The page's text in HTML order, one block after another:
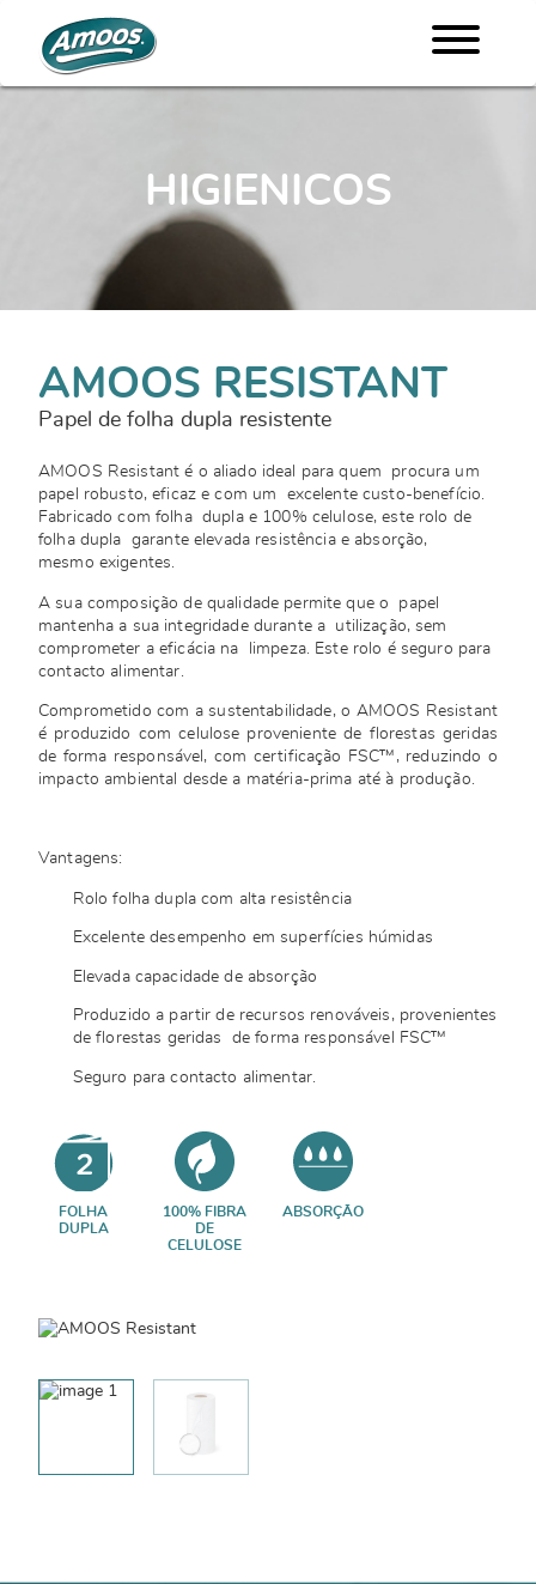
HIGIENICOS
AMOOS RESISTANT
Papel de folha dupla resistente
AMOOS Resistant é o aliado ideal para quem procura um
papel robusto, eficaz e com um excelente custo-benefício.
Fabricado com folha dupla e 100% celulose, este rolo de
folha dupla garante elevada resistência e absorção,
mesmo exigentes.
A sua composição de qualidade permite que o papel
mantenha a sua integridade durante a utilização, sem
comprometer a eficácia na limpeza. Este rolo é seguro para
contacto alimentar.
Comprometido com a sustentabilidade, o AMOOS Resistant
é produzido com celulose proveniente de florestas geridas
de forma responsável, com certificação FSC™, reduzindo o
impacto ambiental desde a matéria-prima até à produção.
Vantagens:
Rolo folha dupla com alta resistência
Excelente desempenho em superfícies húmidas
Elevada capacidade de absorção
Produzido a partir de recursos renováveis, provenientes
de florestas geridas de forma responsável FSC™
Seguro para contacto alimentar.
FOLHA
DUPLA
100% FIBRA
DE
CELULOSE
ABSORÇÃO